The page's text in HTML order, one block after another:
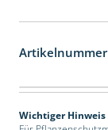
Artikelnummer
Wichtiger